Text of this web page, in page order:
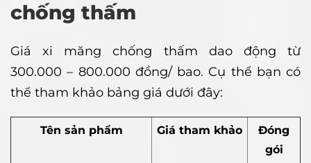
chống thấm
Giá xi măng chống thấm dao động từ
300.000 – 800.000 đồng/ bao. Cụ thể bạn có
thể tham khảo bảng giá dưới đây:
Tên sản phẩm Giá tham khảo
Đóng
gói